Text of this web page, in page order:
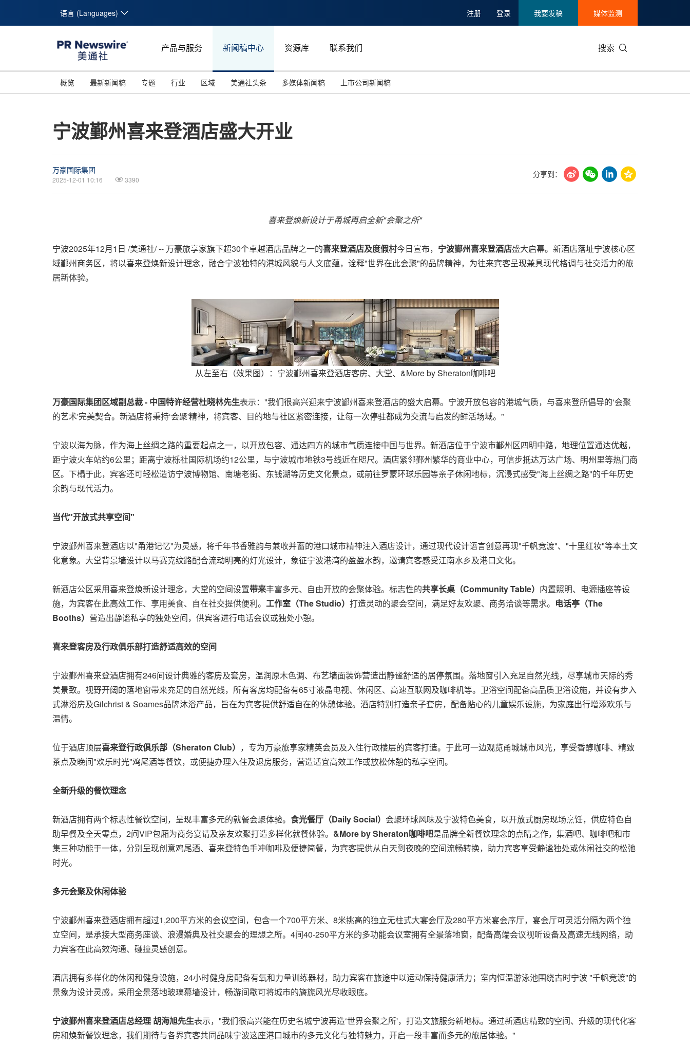
语言 (Languages) 注册 登录 我要发稿 媒体监测
产品与服务 新闻稿中心 资源库 联系我们 搜索
概览 最新新闻稿 专题
美国临床肿瘤学会(ASCO)
行业 区域 美通社头条 多媒体新闻稿 上市公司新闻稿
宁波鄞州喜来登酒店盛大开业
万豪国际集团
2025-12-01 10:16 3390
分享到：
喜来登焕新设计于甬城再启全新"会聚之所"
宁波2025年12月1日 /美通社/ -- 万豪旅享家旗下超30个卓越酒店品牌之一的喜来登酒店及度假村今日宣布， 宁波鄞州喜来登酒店盛大启幕。新酒店落址宁波核心区
域鄞州商务区，将以喜来登焕新设计理念，融合宁波独特的港城风貌与人文底蕴，诠释"世界在此会聚"的品牌精神，为往来宾客呈现兼具现代格调与社交活力的旅
居新体验。
从左至右（效果图）：宁波鄞州喜来登酒店客房、大堂、&More by Sheraton咖啡吧
万豪国际集团区域副总裁- 中国特许经营杜晓林先生表示："我们很高兴迎来宁波鄞州喜来登酒店的盛大启幕。宁波开放包容的港城气质，与喜来登所倡导的‘会聚
的艺术'完美契合。新酒店将秉持‘会聚'精神，将宾客、目的地与社区紧密连接，让每一次停驻都成为交流与启发的鲜活场域。"
宁波以海为脉，作为海上丝绸之路的重要起点之一，以开放包容、通达四方的城市气质连接中国与世界。新酒店位于宁波市鄞州区四明中路，地理位置通达优越，
距宁波火车站约6公里；距离宁波栎社国际机场约12公里，与宁波城市地铁3号线近在咫尺。酒店紧邻鄞州繁华的商业中心，可信步抵达万达广场、明州里等热门商
区。下榻于此，宾客还可轻松造访宁波博物馆、南塘老街、东钱湖等历史文化景点，或前往罗蒙环球乐园等亲子休闲地标，沉浸式感受"海上丝绸之路"的千年历史
余韵与现代活力。
当代"开放式共享空间"
宁波鄞州喜来登酒店以"甬港记忆"为灵感，将千年书香雅韵与兼收并蓄的港口城市精神注入酒店设计，通过现代设计语言创意再现"千帆竞渡"、"十里红妆"等本土文
化意象。大堂背景墙设计以马赛克纹路配合流动明亮的灯光设计，象征宁波港湾的盈盈水韵，邀请宾客感受江南水乡及港口文化。
新酒店公区采用喜来登焕新设计理念，大堂的空间设置带来丰富多元、自由开放的会聚体验。标志性的共享长桌（Community Table） 内置照明、电源插座等设
施，为宾客在此高效工作、享用美食、自在社交提供便利。 工作室（The Studio） 打造灵动的聚会空间，满足好友欢聚、商务洽谈等需求。 电话亭（The
Booths） 营造出静谧私享的独处空间，供宾客进行电话会议或独处小憩。
喜来登客房及行政俱乐部打造舒适高效的空间
宁波鄞州喜来登酒店拥有246间设计典雅的客房及套房，温润原木色调、布艺墙面装饰营造出静谧舒适的居停氛围。落地窗引入充足自然光线，尽享城市天际的秀
美景致。视野开阔的落地窗带来充足的自然光线，所有客房均配备有65寸液晶电视、休闲区、高速互联网及咖啡机等。卫浴空间配备高品质卫浴设施，并设有步入
式淋浴房及Gilchrist & Soames品牌沐浴产品，旨在为宾客提供舒适自在的休憩体验。酒店特别打造亲子套房，配备贴心的儿童娱乐设施，为家庭出行增添欢乐与
温情。
位于酒店顶层喜来登行政俱乐部（Sheraton Club） ，专为万豪旅享家精英会员及入住行政楼层的宾客打造。于此可一边观览甬城城市风光，享受香醇咖啡、精致
茶点及晚间"欢乐时光"鸡尾酒等餐饮，或便捷办理入住及退房服务，营造适宜高效工作或放松休憩的私享空间。
全新升级的餐饮理念
新酒店拥有两个标志性餐饮空间，呈现丰富多元的就餐会聚体验。 食光餐厅（Daily Social） 会聚环球风味及宁波特色美食，以开放式厨房现场烹饪，供应特色自
助早餐及全天零点，2间VIP包厢为商务宴请及亲友欢聚打造多样化就餐体验。 &More by Sheraton咖啡吧是品牌全新餐饮理念的点睛之作，集酒吧、咖啡吧和市
集三种功能于一体，分别呈现创意鸡尾酒、喜来登特色手冲咖啡及便捷简餐，为宾客提供从白天到夜晚的空间流畅转换，助力宾客享受静谧独处或休闲社交的松弛
时光。
多元会聚及休闲体验
宁波鄞州喜来登酒店拥有超过1,200平方米的会议空间，包含一个700平方米、8米挑高的独立无柱式大宴会厅及280平方米宴会序厅，宴会厅可灵活分隔为两个独
立空间，是承接大型商务座谈、浪漫婚典及社交聚会的理想之所。4间40-250平方米的多功能会议室拥有全景落地窗，配备高端会议视听设备及高速无线网络，助
力宾客在此高效沟通、碰撞灵感创意。
酒店拥有多样化的休闲和健身设施，24小时健身房配备有氧和力量训练器材，助力宾客在旅途中以运动保持健康活力；室内恒温游泳池围绕古时宁波 "千帆竞渡"的
景象为设计灵感，采用全景落地玻璃幕墙设计，畅游间歇可将城市的旖旎风光尽收眼底。
宁波鄞州喜来登酒店总经理 胡海旭先生表示，"我们很高兴能在历史名城宁波再造‘世界会聚之所'，打造文旅服务新地标。通过新酒店精致的空间、升级的现代化客
房和焕新餐饮理念，我们期待与各界宾客共同品味宁波这座港口城市的多元文化与独特魅力，开启一段丰富而多元的旅居体验。"